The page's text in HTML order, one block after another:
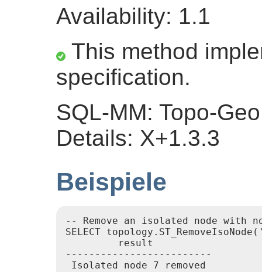
Availability: 1.1
This method
specification.
SQL-MM: Topo-
Details: X+1.3.3
Beispiele
-- Remove an isolated node with
SELECT
         result
-------------------------